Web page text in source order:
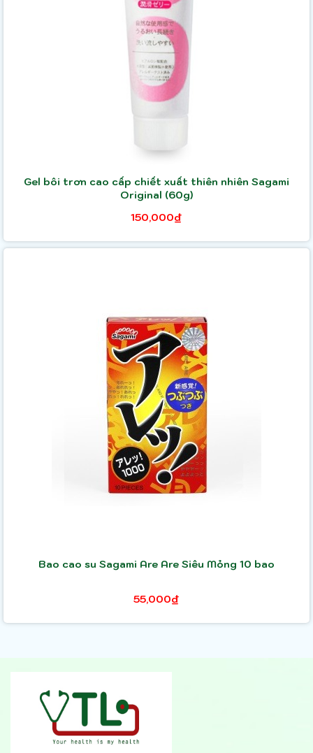
Gel bôi trơn cao cấp chiết xuất thiên nhiên Sagami
Original (60g)
150,000₫
Bao cao su Sagami Are Are Siêu Mỏng 10 bao
55,000₫